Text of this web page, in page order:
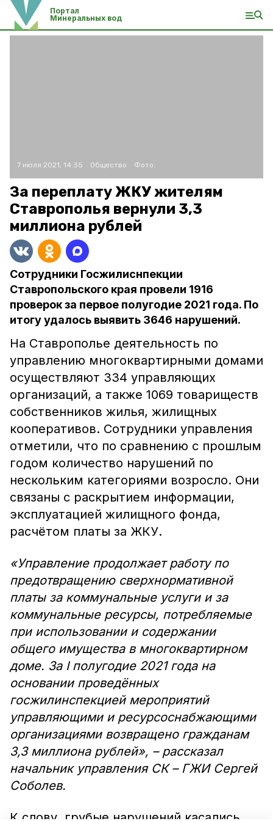
Портал
Минеральных вод
7 июля 2021, 14:35 Общество Фото:
За переплату ЖКУ жителям
Ставрополья вернули 3,3
миллиона рублей
Сотрудники Госжилиснпекции
Ставропольского края провели 1916
проверок за первое полугодие 2021 года. По
итогу удалось выявить 3646 нарушений.
На Ставрополье деятельность по
управлению многоквартирными домами
осуществляют 334 управляющих
организаций, а также 1069 товариществ
собственников жилья, жилищных
кооперативов. Сотрудники управления
отметили, что по сравнению с прошлым
годом количество нарушений по
нескольким категориями возросло. Они
связаны с раскрытием информации,
эксплуатацией жилищного фонда,
расчётом платы за ЖКУ.
«Управление продолжает работу по
предотвращению сверхнормативной
платы за коммунальные услуги и за
коммунальные ресурсы, потребляемые
при использовании и содержании
общего имущества в многоквартирном
доме. За I полугодие 2021 года на
основании проведённых
госжилинспекцией мероприятий
управляющими и ресурсоснабжающими
организациями возвращено гражданам
3,3 миллиона рублей», – рассказал
начальник управления СК – ГЖИ Сергей
Соболев.
К слову, грубые нарушений касались